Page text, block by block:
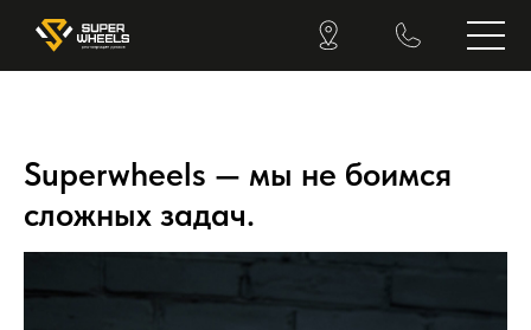
Superwheels — мы не боимся
сложных задач.